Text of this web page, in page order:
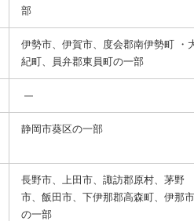
部
伊勢市、伊賀市、度会郡南伊勢町 ・
紀町、員弁郡東員町の一部
静岡市葵区の一部
長野市、上田市、諏訪郡原村、茅野
市、飯田市、下伊那郡高森町、伊那
の一部